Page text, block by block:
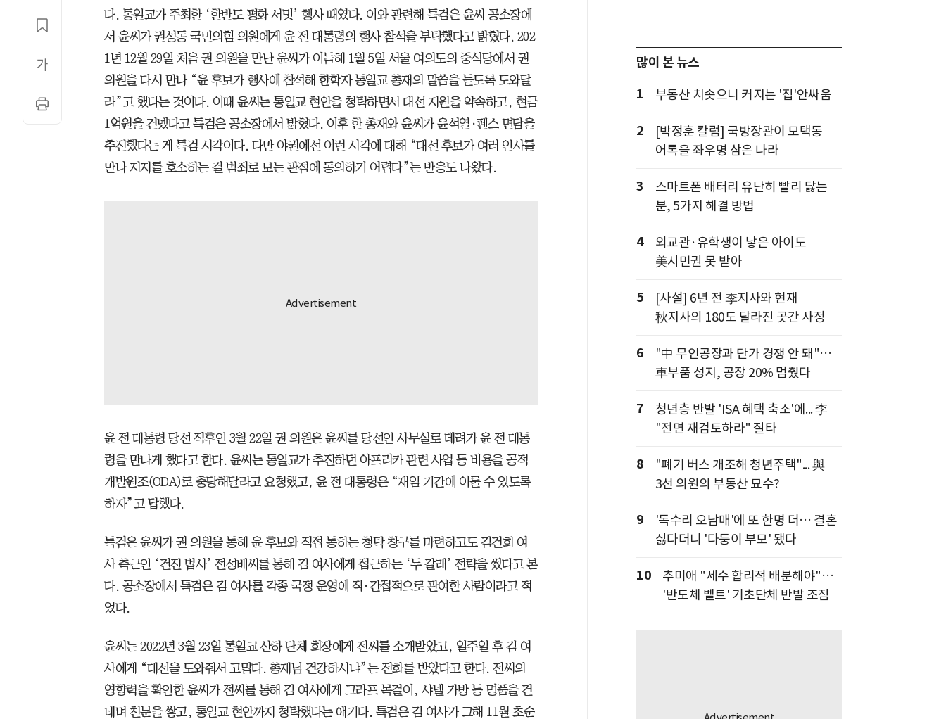
다. 통일교가 주최한 ‘한반도 평화 서밋’ 행사 때였다. 이와 관련해 특검은 윤씨 공소장에
서 윤씨가 권성동 국민의힘 의원에게 윤 전 대통령의 행사 참석을 부탁했다고 밝혔다. 202
1년 12월 29일 처음 권 의원을 만난 윤씨가 이듬해 1월 5일 서울 여의도의 중식당에서 권
의원을 다시 만나 “윤 후보가 행사에 참석해 한학자 통일교 총재의 말씀을 듣도록 도와달
라”고 했다는 것이다. 이때 윤씨는 통일교 현안을 청탁하면서 대선 지원을 약속하고, 현금
1억원을 건넸다고 특검은 공소장에서 밝혔다. 이후 한 총재와 윤씨가 윤석열·펜스 면담을
추진했다는 게 특검 시각이다. 다만 야권에선 이런 시각에 대해 “대선 후보가 여러 인사를
만나 지지를 호소하는 걸 범죄로 보는 관점에 동의하기 어렵다”는 반응도 나왔다.
윤 전 대통령 당선 직후인 3월 22일 권 의원은 윤씨를 당선인 사무실로 데려가 윤 전 대통
령을 만나게 했다고 한다. 윤씨는 통일교가 추진하던 아프리카 관련 사업 등 비용을 공적
개발원조(ODA)로 충당해달라고 요청했고, 윤 전 대통령은 “재임 기간에 이룰 수 있도록
하자”고 답했다.
특검은 윤씨가 권 의원을 통해 윤 후보와 직접 통하는 청탁 창구를 마련하고도 김건희 여
사 측근인 ‘건진 법사’ 전성배씨를 통해 김 여사에게 접근하는 ‘두 갈래’ 전략을 썼다고 본
다. 공소장에서 특검은 김 여사를 각종 국정 운영에 직·간접적으로 관여한 사람이라고 적
었다.
윤씨는 2022년 3월 23일 통일교 산하 단체 회장에게 전씨를 소개받았고, 일주일 후 김 여
사에게 “대선을 도와줘서 고맙다. 총재님 건강하시냐”는 전화를 받았다고 한다. 전씨의
영향력을 확인한 윤씨가 전씨를 통해 김 여사에게 그라프 목걸이, 샤넬 가방 등 명품을 건
네며 친분을 쌓고, 통일교 현안까지 청탁했다는 얘기다. 특검은 김 여사가 그해 11월 초순
많이 본 뉴스
1
부동산 치솟으니 커지는 '집'안싸움
2
[박정훈 칼럼] 국방장관이 모택동
어록을 좌우명 삼은 나라
3
스마트폰 배터리 유난히 빨리 닳는
분, 5가지 해결 방법
4
외교관·유학생이 낳은 아이도
美시민권 못 받아
5
[사설] 6년 전 李지사와 현재
秋지사의 180도 달라진 곳간 사정
6
"中 무인공장과 단가 경쟁 안 돼"…
車부품 성지, 공장 20% 멈췄다
7
청년층 반발 'ISA 혜택 축소'에... 李
"전면 재검토하라" 질타
8
"폐기 버스 개조해 청년주택"... 與
3선 의원의 부동산 묘수?
9
'독수리 오남매'에 또 한명 더… 결혼
싫다더니 '다둥이 부모' 됐다
10
추미애 "세수 합리적 배분해야"…
'반도체 벨트' 기초단체 반발 조짐